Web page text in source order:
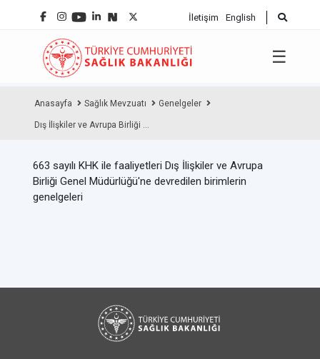
İletişim English
☰
Anasayfa Sağlık Mevzuatı Genelgeler
Dış İlişkiler ve Avrupa Birliği ...
663 sayılı KHK ile faaliyetleri Dış İlişkiler ve Avrupa
Birliği Genel Müdürlüğü'ne devredilen birimlerin
genelgeleri